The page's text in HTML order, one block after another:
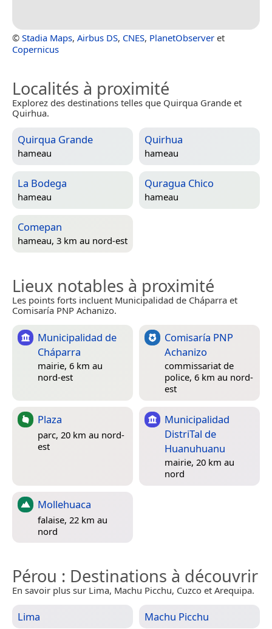
© Stadia Maps, Airbus DS, CNES, PlanetObserver et
Copernicus
Localités à proximité
Explorez des destinations telles que Quirqua Grande et
Quirhua.
Quirqua Grande
hameau
Quirhua
hameau
La Bodega
hameau
Quragua Chico
hameau
Comepan
hameau, 3 km au nord-est
Lieux notables à proximité
Les points forts incluent Municipalidad de Cháparra et
Comisaría PNP Achanizo.
Municipalidad de
Cháparra
mairie, 6 km au
nord-est
Comisaría PNP
Achanizo
commissariat de
police, 6 km au nord-
est
Plaza
parc, 20 km au nord-
est
Municipalidad
DistriTal de
Huanuhuanu
mairie, 20 km au
nord
Mollehuaca
falaise, 22 km au
nord
Pérou : Destinations à découvrir
En savoir plus sur Lima, Machu Picchu, Cuzco et Arequipa.
Lima Machu Picchu